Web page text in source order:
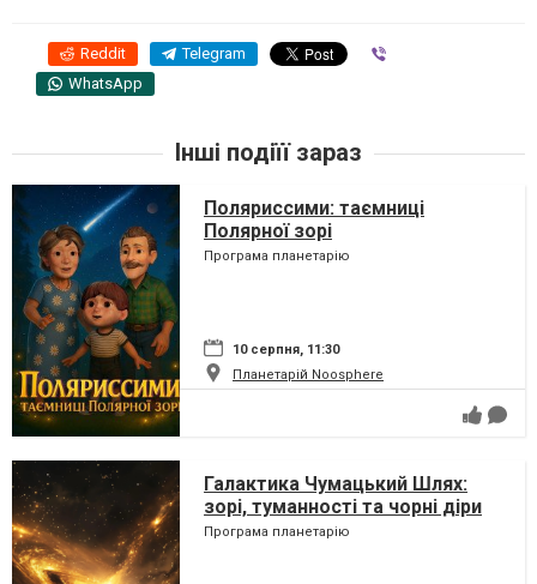
Reddit Telegram
WhatsApp
Інші подіїї зараз
Поляриссими: таємниці
Полярної зорі
Програма планетарію
10 серпня, 11:30
Планетарій Noosphere
Галактика Чумацький Шлях:
зорі, туманності та чорні діри
Програма планетарію